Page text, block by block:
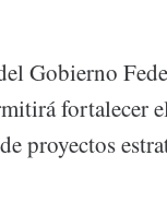
Gobierno
fortalecer
proyectos